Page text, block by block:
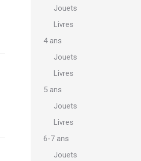
Jouets
Livres
4 ans
Jouets
Livres
5 ans
Jouets
Livres
6-7 ans
Jouets